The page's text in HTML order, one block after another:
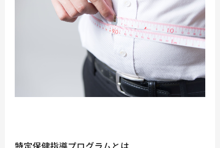
特定保健指導プログラムとは